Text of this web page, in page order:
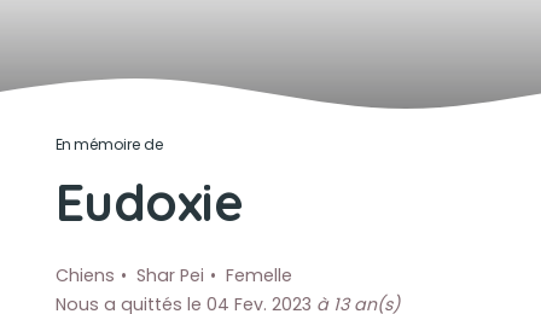
En mémoire de
Eudoxie
Chiens Shar Pei
Femelle
Nous a quittés le 04 Fev. 2023 à 13 an(s)